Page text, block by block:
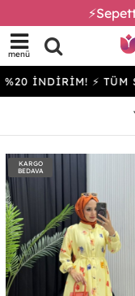
menü
⚡ TÜM
KARGO
BEDAVA